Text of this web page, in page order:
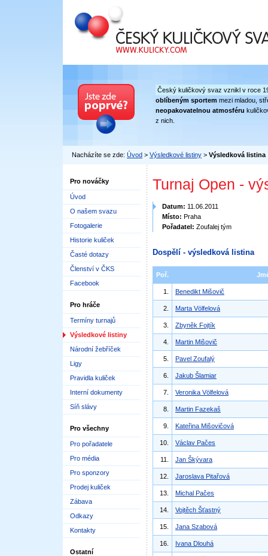
Český kuličkový svaz
Český kuličkový svaz vznikl v roce
oblíbeným sportem mezi mladou,
neopakovatelnou atmosféru
z nich.
Nacházíte se zde: Úvod > Výsledkové listiny > Výsledková listina
Pro nováčky
Úvod
O našem svazu
Fotogalerie
Historie kuliček
Časté dotazy
Členství v ČKS
Facebook
Pro hráče
Termíny turnajů
Výsledkové listiny
Národní žebříček
Ligy
Pravidla kuliček
Interní dokumenty
Síň slávy
Pro všechny
Pro pořadatele
Pro média
Pro sponzory
Prodej kuliček
Zábava
Odkazy
Kontakty
Ostatní
Turnaj Open -
Datum: 11.06.2011
Místo: Praha
Pořadatel: Zoufalej tým
Dospělí - výsledková listina
Poř.
1. Benedikt Mišovič
2. Marta Völfelová
3. Zbyněk Fojtík
4. Martin Mišovič
5. Pavel Zoufalý
6. Jakub Šlamiar
7. Veronika Völfelová
8. Martin Fazekaš
9. Kateřina Mišovičová
10. Václav Pačes
11. Jan Škývara
12. Jaroslava Pitařová
13. Michal Pačes
14. Vojtěch Šťastný
15. Jana Szabová
16. Ivana Dlouhá